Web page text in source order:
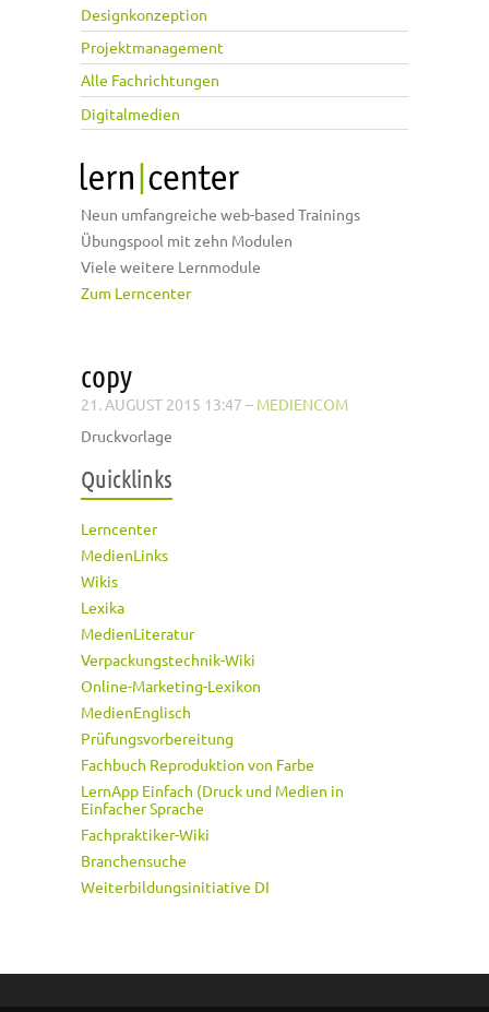
Designkonzeption
Projektmanagement
Alle Fachrichtungen
Digitalmedien
Neun umfangreiche web-based Trainings
Übungspool mit zehn Modulen
Viele weitere Lernmodule
Zum Lerncenter
copy
21. AUGUST 2015 13:47 – MEDIENCOM
Druckvorlage
Quicklinks
Lerncenter
MedienLinks
Wikis
Lexika
MedienLiteratur
Verpackungstechnik-Wiki
Online-Marketing-Lexikon
MedienEnglisch
Prüfungsvorbereitung
Fachbuch Reproduktion von Farbe
LernApp Einfach (Druck und Medien in
Einfacher Sprache
Fachpraktiker-Wiki
Branchensuche
Weiterbildungsinitiative DI